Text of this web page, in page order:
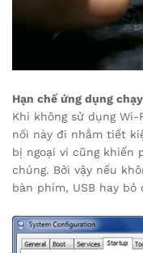
Hạn chế ứng dụng
Khi không sử dụng
nối này đi nhằm tiết
bị ngoại vi cũng khiến
chúng. Bởi vậy nếu
bàn phím, USB hay bỏ